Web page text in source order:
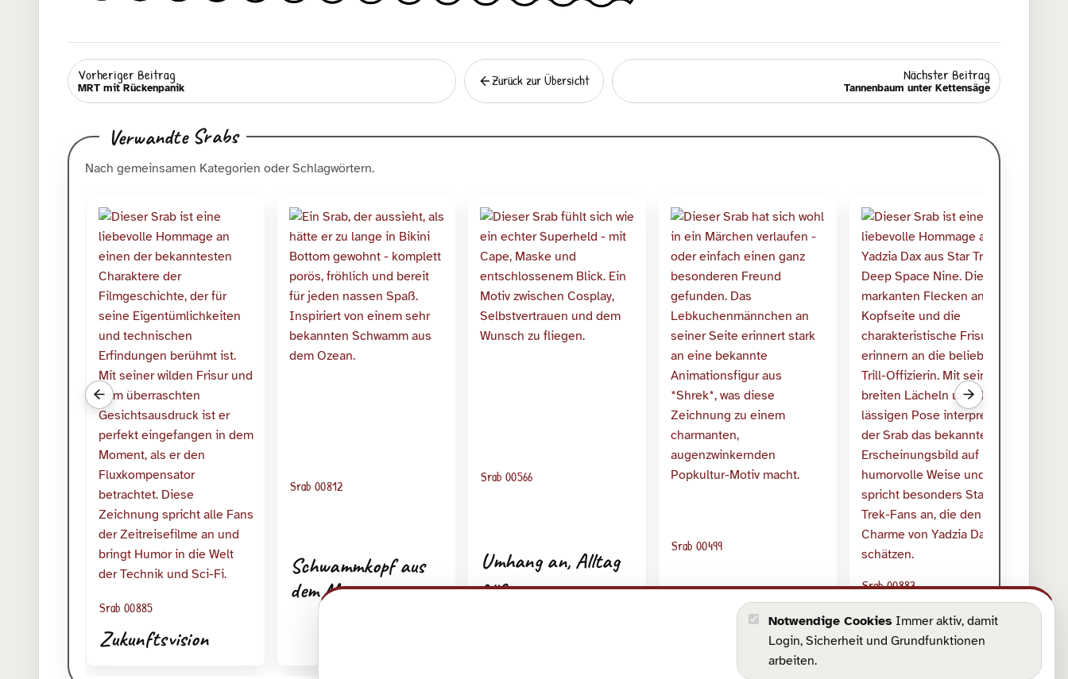
Vorheriger Beitrag
MRT mit Rückenpanik Zurück
Zurück zur Übersicht Nächster Beitrag
Tannenbaum unter Kettensäge
Verwandte Srabs
Nach gemeinsamen Kategorien oder Schlagwörtern.
Vorherige verwandte Srabs
Srab 00885
Zukunftsvision
Srab 00812
Schwammkopf aus
dem Meer
Srab 00566
Umhang an, Alltag
aus
Srab 00499
Lebkuchenmann mit
Ogerohren
Srab 00883
Hommage an Yadzia
Dax
Nächste verwandte
Notwendige Cookies Immer aktiv, damit
Login, Sicherheit und Grundfunktionen
arbeiten.